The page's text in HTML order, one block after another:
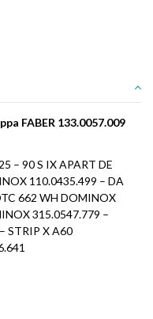
FABER 133.0057.009
– 90 S IX APART DE
110.0435.499 – DA
662 WH DOMINOX
315.0547.779 –
STRIP X A60